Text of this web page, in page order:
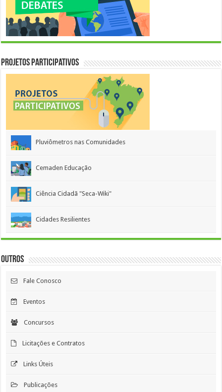
Projetos Participativos
Pluviômetros nas Comunidades
Cemaden Educação
Ciência Cidadã "Seca-Wiki"
Cidades Resilientes
Outros
Fale Conosco
Eventos
Concursos
Licitações e Contratos
Links Úteis
Publicações